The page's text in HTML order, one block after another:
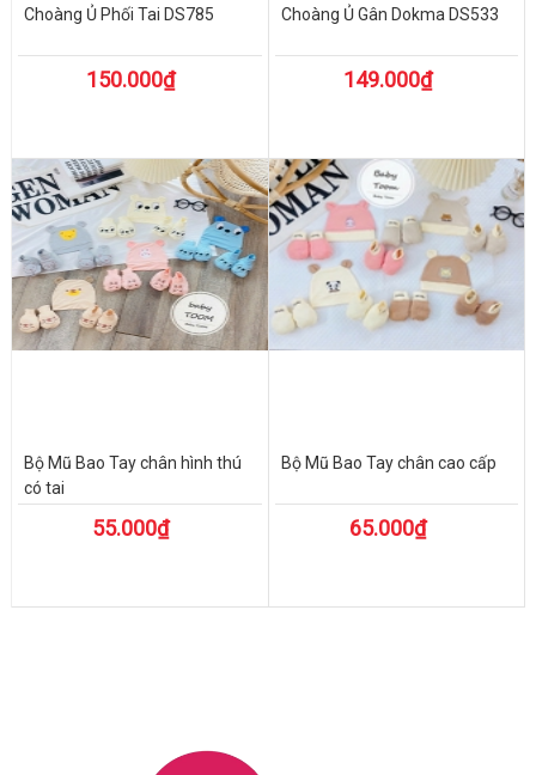
Choàng Ủ Phối Tai DS785
150.000₫
Choàng Ủ Gân Dokma DS533
149.000₫
Bộ Mũ Bao Tay chân hình thú
có tai
55.000₫
Bộ Mũ Bao Tay chân cao cấp
65.000₫